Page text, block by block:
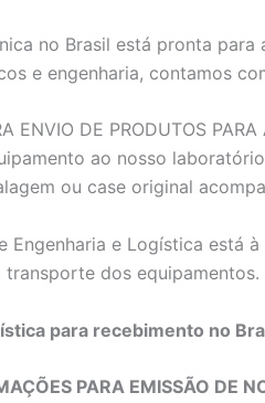
no Brasil está pronta
e engenharia, contamos
ENVIO DE PRODUTOS
ao nosso
ou case original
Engenharia e Logística está
dos equipamentos.
para recebimento no
PARA EMISSÃO DE